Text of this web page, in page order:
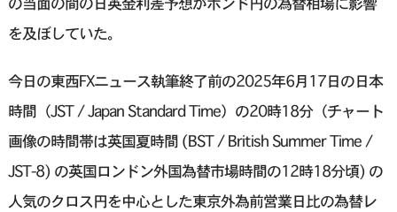
を及ぼしていた。
今日の東西FXニュース執筆終了前の2025年6月17日の日本
時間（JST / Japan Standard Time）の20時18分（チャート
画像の時間帯は英国夏時間 (BST / British Summer Time /
JST-8) の英国ロンドン外国為替市場時間の12時18分頃) の
人気のクロス円を中心とした東京外為前営業日比の為替レ